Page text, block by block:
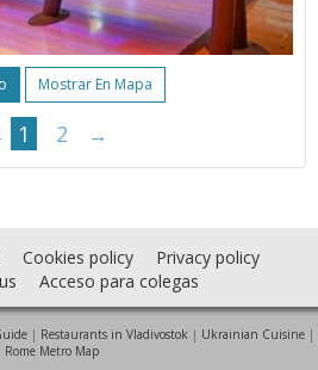
Mostrar En Mapa
1 2 →
Cookies policy
Privacy policy
Acceso para colegas
| Restaurants in Vladivostok | Ukrainian Cuisine|
Rome Metro Map